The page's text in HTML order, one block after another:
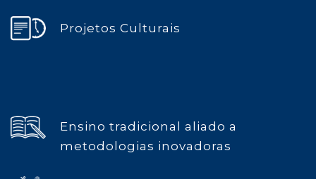
Projetos Culturais
Ensino tradicional aliado a
metodologias inovadoras